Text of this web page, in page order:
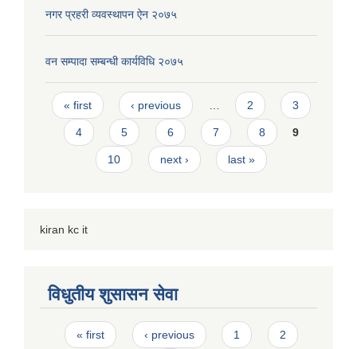
नगर प्रहरी व्यवस्थापन ऐन २०७५
वन सम्पादा सम्बन्धी कार्यविधि २०७५
Pages
« first ‹ previous 2 3
4 5 6 7 8 9
10 next › last »
kiran kc it
विधुतीय शुसासन सेवा
Pages
« first ‹ previous 1 2